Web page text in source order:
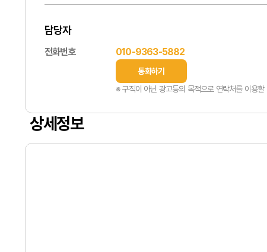
담당자
전화번호 010-9363-5882
통화하기
※ 구직이 아닌 광고등의 목적으로 연락처를 이용
상세정보